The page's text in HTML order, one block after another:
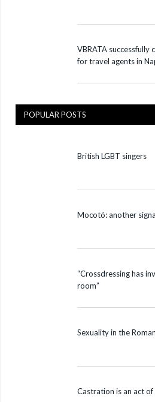
VBRATA successfully
for travel agents in
POPULAR POSTS
British LGBT singers
Mocotó: another
“Crossdressing has
room”
Sexuality in the
Castration is an act